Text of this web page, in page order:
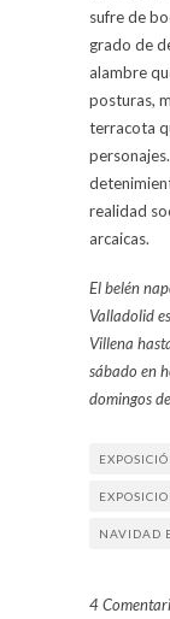
sufre de
grado de
alambre
posturas,
terracota
realidad
arcaicas.
El belén
Valladolid
Villena
sábado en
domingos
NAVIDAD
4